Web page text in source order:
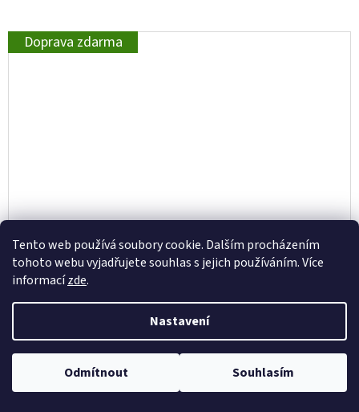
Tento web používá soubory cookie. Dalším procházením
tohoto webu vyjadřujete souhlas s jejich používáním. Více
informacízde.
Nastavení
Odmítnout Souhlasím
Doprava zdarma
BIOHORT DRŽÁK JÍZDNÍCH KOL „BIKELIFT“ PRO